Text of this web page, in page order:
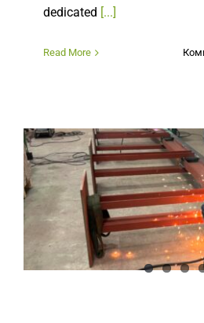
dedicated [...]
Read More